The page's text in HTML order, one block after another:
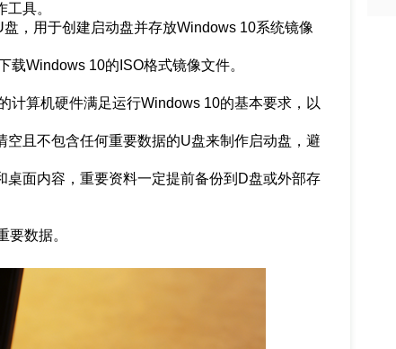
具。
，用于创建启动盘并存放Windows 10系统镜像
Windows 10的ISO格式镜像文件。
计算机硬件满足运行Windows 10的基本要求，以
且不包含任何重要数据的U盘来制作启动盘，避
面内容，重要资料一定提前备份到D盘或外部存
数据。